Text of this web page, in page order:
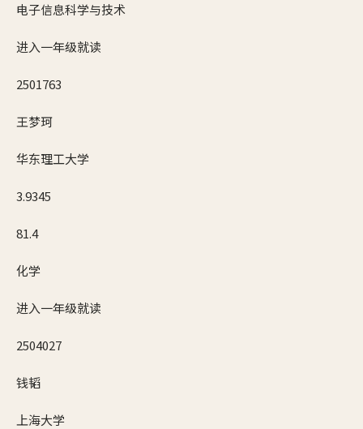
电子信息科学与技术
进入一年级就读
2501763
王梦珂
华东理工大学
3.9345
81.4
化学
进入一年级就读
2504027
钱韬
上海大学